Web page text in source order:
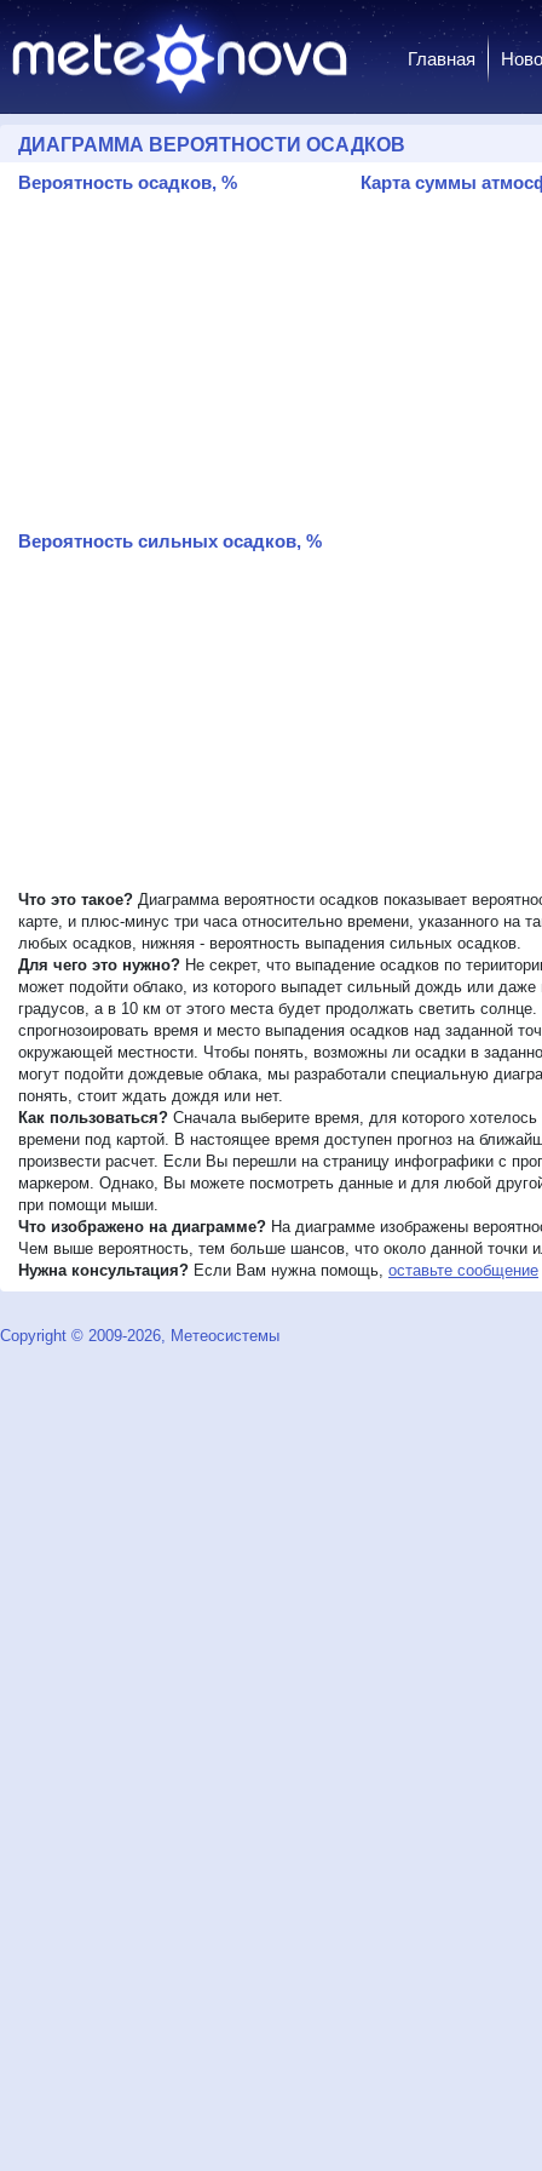
Главная
ДИАГРАММА ВЕРОЯТНОСТИ ОСАДКОВ
Вероятность осадков, %
Вероятность сильных осадков, %
Карта суммы
Что это такое? Диаграмма вероятности осадков показывает
карте, и плюс-минус три часа относительно времени, указанного
любых осадков, нижняя - вероятность выпадения сильных осадков.
Для чего это нужно? Не секрет, что выпадение осадков по
может подойти облако, из которого выпадет сильный дождь или
градусов, а в 10 км от этого места будет продолжать светить
спрогнозоировать время и место выпадения осадков над заданной
окружающей местности. Чтобы понять, возможны ли осадки в
могут подойти дождевые облака, мы разработали специальную
понять, стоит ждать дождя или нет.
Как пользоваться? Сначала выберите время, для которого
времени под картой. В настоящее время доступен прогноз на
произвести расчет. Если Вы перешли на страницу инфографики с
маркером. Однако, Вы можете посмотреть данные и для любой
при помощи мыши.
Что изображено на диаграмме? На диаграмме изображены
Чем выше вероятность, тем больше шансов, что около данной точки
Нужна консультация? Если Вам нужна помощь, оставьте сообщение
Copyright © 2009-2026, Метеосистемы